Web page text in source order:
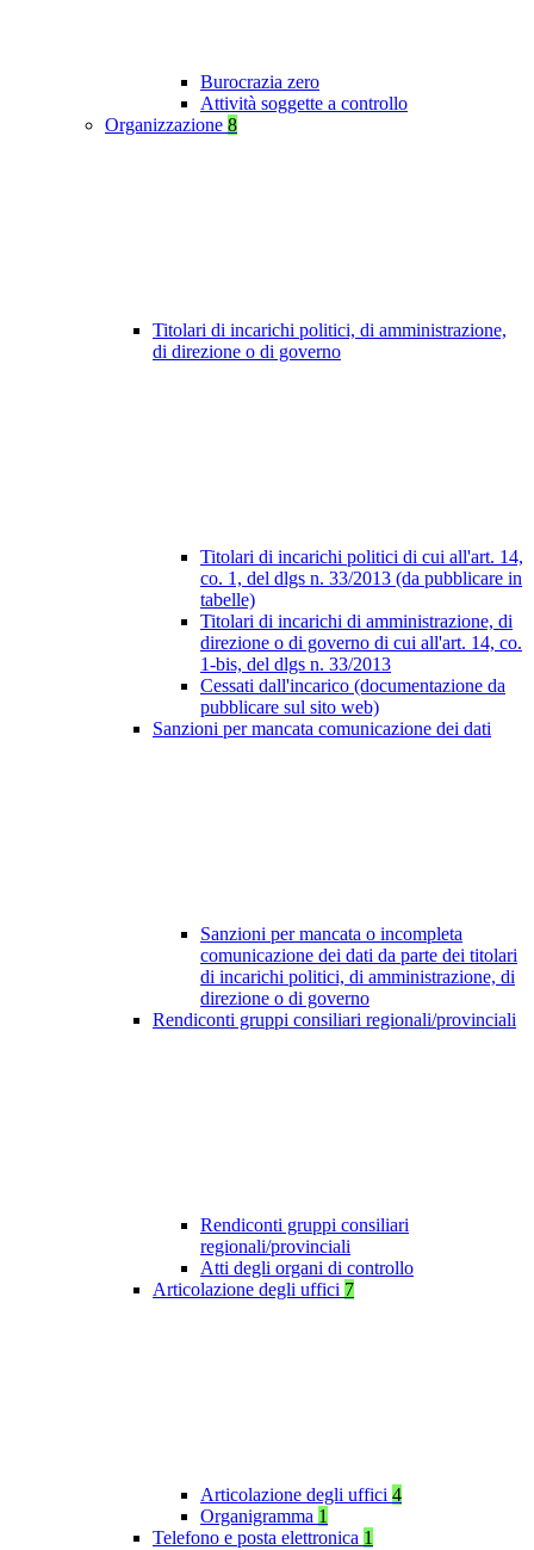
Burocrazia zero
Attività soggette a controllo
Organizzazione 8
Titolari di incarichi politici, di amministrazione,
di direzione o di governo
Titolari di incarichi politici di cui all'art. 14,
co. 1, del dlgs n. 33/2013 (da pubblicare in
tabelle)
Titolari di incarichi di amministrazione, di
direzione o di governo di cui all'art. 14, co.
1-bis, del dlgs n. 33/2013
Cessati dall'incarico (documentazione da
pubblicare sul sito web)
Sanzioni per mancata comunicazione dei dati
Sanzioni per mancata o incompleta
comunicazione dei dati da parte dei titolari
di incarichi politici, di amministrazione, di
direzione o di governo
Rendiconti gruppi consiliari regionali/provinciali
Rendiconti gruppi consiliari
regionali/provinciali
Atti degli organi di controllo
Articolazione degli uffici 7
Articolazione degli uffici 4
Organigramma 1
Telefono e posta elettronica 1